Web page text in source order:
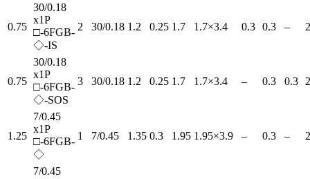
0.75
30/0.18
x1P
□-6FGB-
◇-IS
2 30/0.18 1.2 0.25 1.7 1.7×3.4 0.3 0.3 –
0.75
30/0.18
x1P
□-6FGB-
◇-SOS
3 30/0.18 1.2 0.25 1.7 1.7×3.4 – 0.3 0.3
1.25
7/0.45
x1P
□-6FGB-
◇
1 7/0.45 1.35 0.3 1.95 1.95×3.9 – 0.3 –
7/0.45